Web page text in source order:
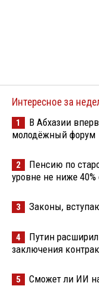
Интересное за
1
В Абхазии
молодёжный форум
2
Пенсию по
уровне не ниже 40%
3 Законы,
4
Путин
заключения
5 Сможет ли ИИ